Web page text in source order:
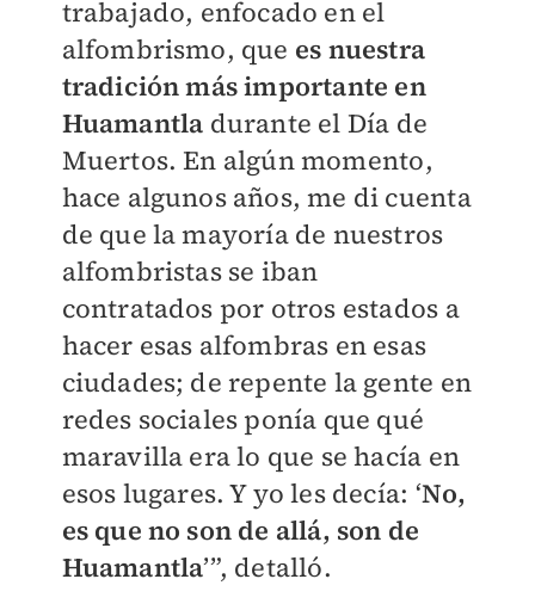
trabajado, enfocado en el
alfombrismo, que es nuestra
tradición más importante en
Huamantla durante el Día de
Muertos. En algún momento,
hace algunos años, me di cuenta
de que la mayoría de nuestros
alfombristas se iban
contratados por otros estados a
hacer esas alfombras en esas
ciudades; de repente la gente en
redes sociales ponía que qué
maravilla era lo que se hacía en
esos lugares. Y yo les decía: ‘No,
es que no son de allá, son de
Huamantla’”, detalló.